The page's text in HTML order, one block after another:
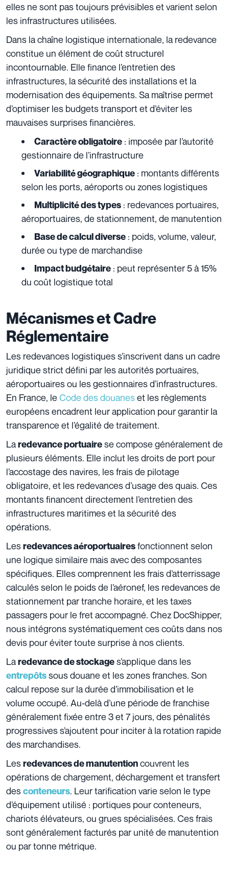
elles ne sont pas toujours prévisibles et varient selon
les infrastructures utilisées.
Dans la chaîne logistique internationale, la redevance
constitue un élément de coût structurel
incontournable. Elle finance l’entretien des
infrastructures, la sécurité des installations et la
modernisation des équipements. Sa maîtrise permet
d’optimiser les budgets transport et d’éviter les
mauvaises surprises financières.
Caractère obligatoire : imposée par l’autorité
gestionnaire de l’infrastructure
Variabilité géographique : montants différents
selon les ports, aéroports ou zones logistiques
Multiplicité des types : redevances portuaires,
aéroportuaires, de stationnement, de manutention
Base de calcul diverse : poids, volume, valeur,
durée ou type de marchandise
Impact budgétaire : peut représenter 5 à 15%
du coût logistique total
Mécanismes et Cadre
Réglementaire
Les redevances logistiques s’inscrivent dans un cadre
juridique strict défini par les autorités portuaires,
aéroportuaires ou les gestionnaires d’infrastructures.
En France, le Code des douanes et les règlements
européens encadrent leur application pour garantir la
transparence et l’égalité de traitement.
Laredevance portuairese compose généralement de
plusieurs éléments. Elle inclut les droits de port pour
l’accostage des navires, les frais de pilotage
obligatoire, et les redevances d’usage des quais. Ces
montants financent directement l’entretien des
infrastructures maritimes et la sécurité des
opérations.
Lesredevances aéroportuairesfonctionnent selon
une logique similaire mais avec des composantes
spécifiques. Elles comprennent les frais d’atterrissage
calculés selon le poids de l’aéronef, les redevances de
stationnement par tranche horaire, et les taxes
passagers pour le fret accompagné. Chez DocShipper,
nous intégrons systématiquement ces coûts dans nos
devis pour éviter toute surprise à nos clients.
Laredevance de stockages’applique dans les
entrepôtssous douane et les zones franches. Son
calcul repose sur la durée d’immobilisation et le
volume occupé. Au-delà d’une période de franchise
généralement fixée entre 3 et 7 jours, des pénalités
progressives s’ajoutent pour inciter à la rotation rapide
des marchandises.
Lesredevances de manutentioncouvrent les
opérations de chargement, déchargement et transfert
desconteneurs. Leur tarification varie selon le type
d’équipement utilisé : portiques pour conteneurs,
chariots élévateurs, ou grues spécialisées. Ces frais
sont généralement facturés par unité de manutention
ou par tonne métrique.